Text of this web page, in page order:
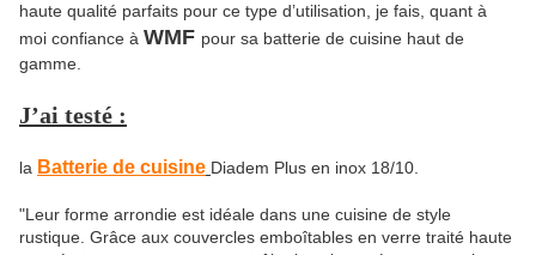
haute qualité parfaits pour ce type d’utilisation, je fais, quant à
moi confiance à WMF pour sa batterie de cuisine haut de
gamme.
J’ai testé :
la Batterie de cuisine Diadem Plus en inox 18/10.
"Leur forme arrondie est idéale dans une cuisine de style
rustique. Grâce aux couvercles emboîtables en verre traité haute